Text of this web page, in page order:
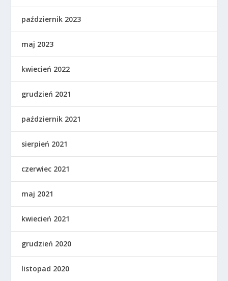
październik 2023
maj 2023
kwiecień 2022
grudzień 2021
październik 2021
sierpień 2021
czerwiec 2021
maj 2021
kwiecień 2021
grudzień 2020
listopad 2020